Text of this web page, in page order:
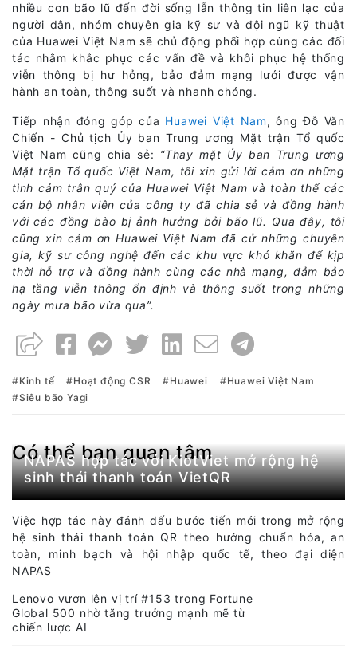
nhiều cơn bão lũ đến đời sống lẫn thông tin liên lạc của
người dân, nhóm chuyên gia kỹ sư và đội ngũ kỹ thuật
của Huawei Việt Nam sẽ chủ động phối hợp cùng các đối
tác nhằm khắc phục các vấn đề và khôi phục hệ thống
viễn thông bị hư hỏng, bảo đảm mạng lưới được vận
hành an toàn, thông suốt và nhanh chóng.
Tiếp nhận đóng góp của Huawei Việt Nam, ông Đỗ Văn
Chiến - Chủ tịch Ủy ban Trung ương Mặt trận Tổ quốc
Việt Nam cũng chia sẻ: “Thay mặt Ủy ban Trung ương
Mặt trận Tổ quốc Việt Nam, tôi xin gửi lời cảm ơn những
tình cảm trân quý của Huawei Việt Nam và toàn thể các
cán bộ nhân viên của công ty đã chia sẻ và đồng hành
với các đồng bào bị ảnh hưởng bởi bão lũ. Qua đây, tôi
cũng xin cám ơn Huawei Việt Nam đã cử những chuyên
gia, kỹ sư công nghệ đến các khu vực khó khăn để kịp
thời hỗ trợ và đồng hành cùng các nhà mạng, đảm bảo
hạ tầng viễn thông ổn định và thông suốt trong những
ngày mưa bão vừa qua”.
Kinh tế Hoạt động CSR Huawei
Huawei Việt Nam
Siêu bão Yagi
Có thể bạn quan tâm